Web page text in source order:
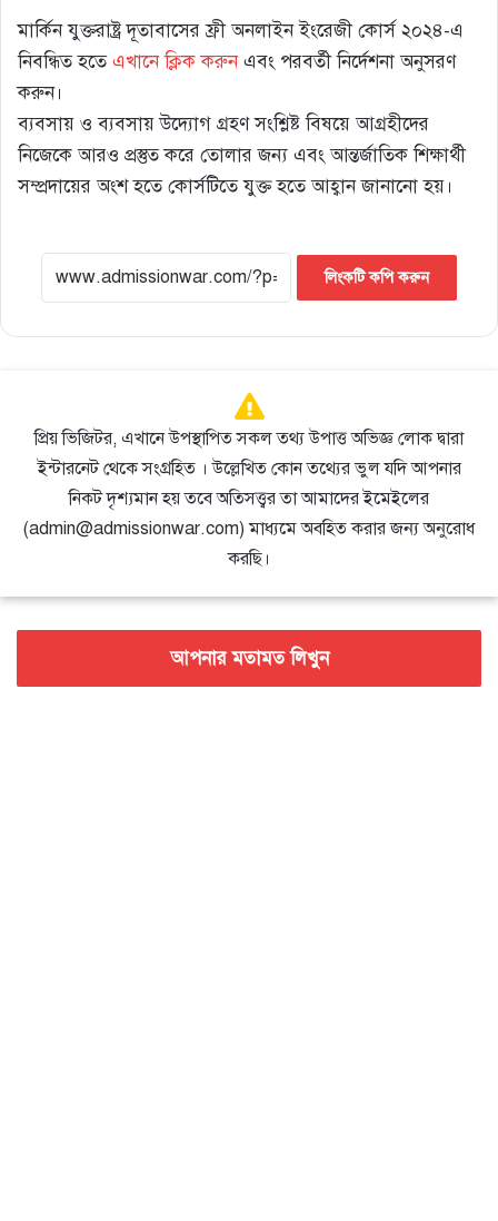
মার্কিন যুক্তরাষ্ট্র দূতাবাসের ফ্রী অনলাইন ইংরেজী কোর্স ২০২৪-এ
নিবন্ধিত হতেএখানে ক্লিক করুনএবং পরবর্তী নির্দেশনা অনুসরণ
করুন।
ব্যবসায় ও ব্যবসায় উদ্যোগ গ্রহণ সংশ্লিষ্ট বিষয়ে আগ্রহীদের
নিজেকে আরও প্রস্তুত করে তোলার জন্য এবং আন্তর্জাতিক শিক্ষার্থী
সম্প্রদায়ের অংশ হতে কোর্সটিতে যুক্ত হতে আহ্বান জানানো হয়।
লিংকটি কপি করুন
প্রিয় ভিজিটর, এখানে উপস্থাপিত সকল তথ্য উপাত্ত অভিজ্ঞ লোক দ্বারা
ইন্টারনেট থেকে সংগ্রহিত । উল্লেখিত কোন তথ্যের ভুল যদি আপনার
নিকট দৃশ্যমান হয় তবে অতিসত্ত্বর তা আমাদের ইমেইলের
(admin@admissionwar.com) মাধ্যমে অবহিত করার জন্য অনুরোধ
করছি।
আপনার মতামত লিখুন